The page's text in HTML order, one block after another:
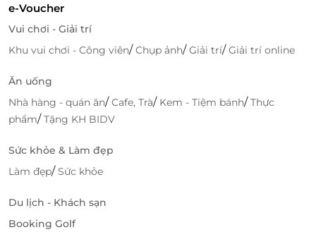
e-Voucher
Vui chơi - Giải trí
Khu vui chơi - Công viên/Chụp ảnh/Giải trí/Giải trí online
Ăn uống
Nhà hàng - quán ăn/Cafe, Trà/ Kem - Tiệm bánh/Thực
phẩm/Tặng KH BIDV
Sức khỏe & Làm đẹp
Làm đẹp/Sức khỏe
Du lịch - Khách sạn
Booking Golf